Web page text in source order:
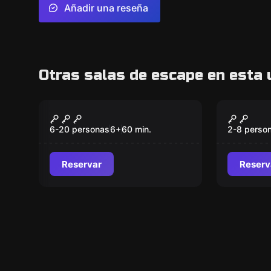
Añadir una reseña
Otras salas de escape en esta
Nuevo
¡Super Poderes!
6-20 personas6+60 min.
Reservar
La
2-8